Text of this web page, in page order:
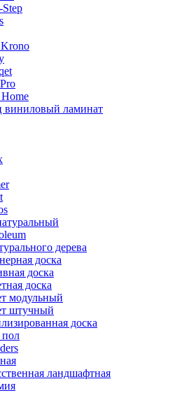
виниловый ламинат
дерева
доска
доска
доска
модульный
штучный
доска
ландшафтная